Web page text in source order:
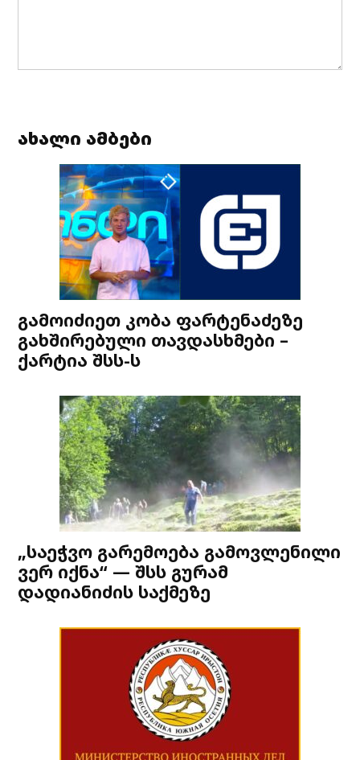
ახალი ამბები
გამოიძიეთ კობა ფარტენაძეზე
გახშირებული თავდასხმები –
ქარტია შსს-ს
„საეჭვო გარემოება გამოვლენილი
ვერ იქნა“ — შსს გურამ
დადიანიძის საქმეზე